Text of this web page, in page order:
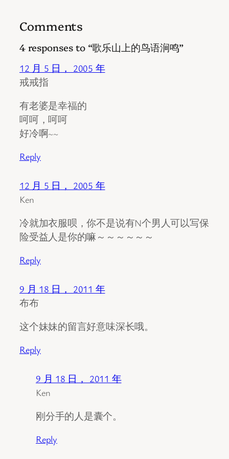
Comments
4 responses to “歌乐山上的鸟语涧鸣”
12 月 5 日， 2005 年
戒戒指
有老婆是幸福的
呵呵，呵呵
好冷啊~~
Reply
12 月 5 日， 2005 年
Ken
冷就加衣服呗，你不是说有N个男人可以写保
险受益人是你的嘛～～～～～～
Reply
9 月 18 日， 2011 年
布布
这个妹妹的留言好意味深长哦。
Reply
9 月 18 日， 2011 年
Ken
刚分手的人是囊个。
Reply